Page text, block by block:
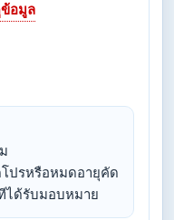
อมูล
ปรหรือหมดอายุคัด
ได้รับมอบหมาย